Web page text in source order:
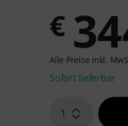
€
Alle Preise inkl.
Sofort lieferbar
1